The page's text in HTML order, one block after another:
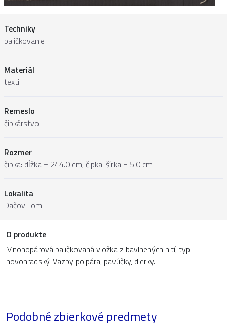
Techniky
paličkovanie
Materiál
textil
Remeslo
čipkárstvo
Rozmer
čipka: dĺžka = 244.0 cm; čipka: šírka = 5.0 cm
Lokalita
Dačov Lom
O produkte
Mnohopárová paličkovaná vložka z bavlnených nití, typ
novohradský. Väzby polpára, pavúčky, dierky.
Podobné zbierkové predmety